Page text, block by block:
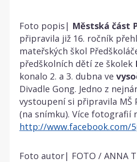
Foto popis| Městská část
připravila již 16. ročník
mateřských škol
předškolních dětí ze školek
konalo 2. a 3. dubna ve
Divadle Gong. Jedno z
vystoupení si připravila MŠ
(na snímku). Více fotografií
http://www.facebook.com/
Foto autor| FOTO / ANNA